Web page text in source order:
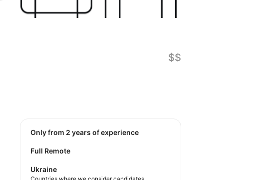
$$
Only from 2 years of experience
Full Remote
Ukraine